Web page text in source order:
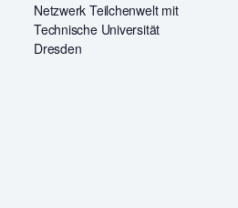
Netzwerk Teilchenwelt mit
Technische Universität
Dresden